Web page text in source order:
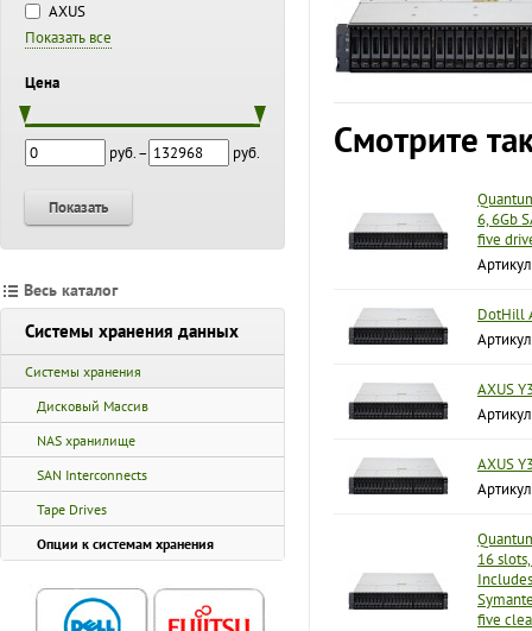
AXUS
Показать все
Цена
руб. – руб.
Показать
Весь каталог
Системы хранения данных
Системы хранения
Дисковый Массив
NAS хранилище
SAN Interconnects
Tape Drives
Опции к системам хранения
Смотрите
6, 6Gb
five
DotHill
AXUS
AXUS
16
five